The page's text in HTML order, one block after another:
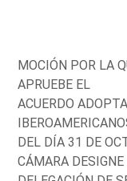
MOCIÓN POR LA
APRUEBE EL
ACUERDO
DEL DÍA 31 DE
CÁMARA DESIGNE